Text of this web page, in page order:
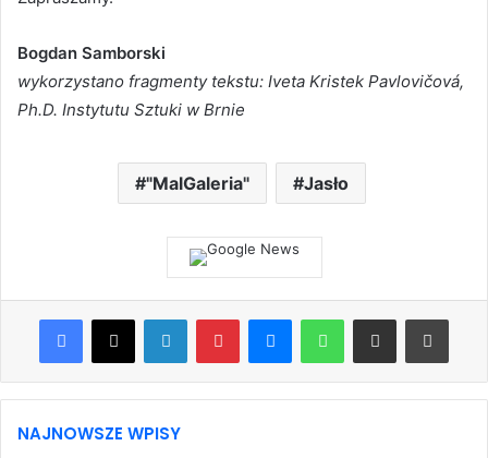
Bogdan Samborski
wykorzystano fragmenty tekstu: Iveta Kristek Pavlovičová,
Ph.D. Instytutu Sztuki w Brnie
"MalGaleria" Jasło
Facebook
X LinkedInPinterestMessengerWhatsAppShare via Email Print
NAJNOWSZE WPISY